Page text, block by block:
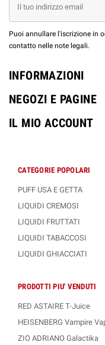
Puoi annullare l'iscrizione in
contatto nelle note legali.
INFORMAZIONI
NEGOZI E PAGINE
IL MIO ACCOUNT
CATEGORIE POPOLARI
PUFF USA E GETTA
LIQUIDI CREMOSI
LIQUIDI FRUTTATI
LIQUIDI TABACCOSI
LIQUIDI GHIACCIATI
PRODOTTI PIU' VENDUTI
RED ASTAIRE T-Juice
HEISENBERG Vampire
ZIO ADRIANO Galactika